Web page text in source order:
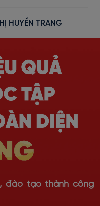
HUYỀN TRANG
đào tạo thành công